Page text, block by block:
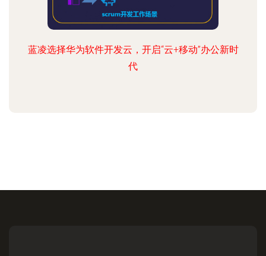
蓝凌选择华为软件开发云，开启“云+移动”办公新时
代